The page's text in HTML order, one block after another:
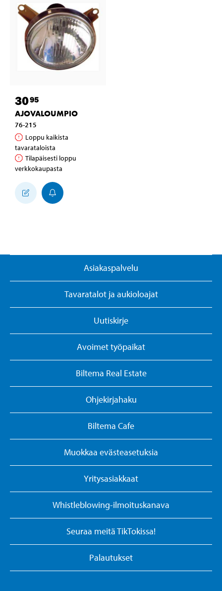
3095
AJOVALOUMPIO
76-215
Loppu kaikista
tavarataloista
Tilapäisesti loppu
verkkokaupasta
Asiakaspalvelu
Tavaratalot ja aukioloajat
Uutiskirje
Avoimet työpaikat
Biltema Real Estate
Ohjekirjahaku
Biltema Cafe
Muokkaa evästeasetuksia
Yritysasiakkaat
Whistleblowing-ilmoituskanava
Seuraa meitä TikTokissa!
Palautukset